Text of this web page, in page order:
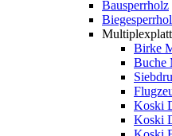
Bausperrholz
Birke
Buche
Koski
Koski